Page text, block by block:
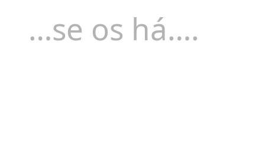
…se os há….